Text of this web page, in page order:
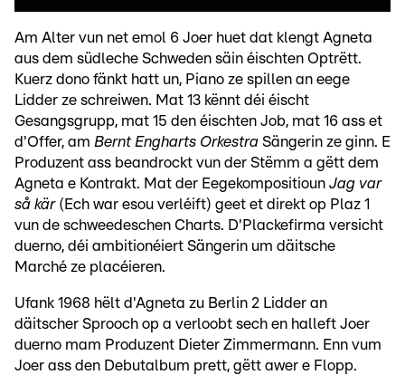
Am Alter vun net emol 6 Joer huet dat klengt Agneta
aus dem südleche Schweden säin éischten Optrëtt.
Kuerz dono fänkt hatt un, Piano ze spillen an eege
Lidder ze schreiwen. Mat 13 kënnt déi éischt
Gesangsgrupp, mat 15 den éischten Job, mat 16 ass et
d'Offer, am Bernt Engharts Orkestra Sängerin ze ginn. E
Produzent ass beandrockt vun der Stëmm a gëtt dem
Agneta e Kontrakt. Mat der Eegekompositioun Jag var
så kär(Ech war esou verléift) geet et direkt op Plaz 1
vun de schweedeschen Charts. D'Plackefirma versicht
duerno, déi ambitionéiert Sängerin um däitsche
Marché ze placéieren.
Ufank 1968 hëlt d'Agneta zu Berlin 2 Lidder an
däitscher Sprooch op a verloobt sech en halleft Joer
duerno mam Produzent Dieter Zimmermann. Enn vum
Joer ass den Debutalbum prett, gëtt awer e Flopp.